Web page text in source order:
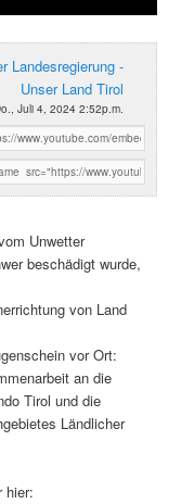
Landesregierung -
Unser Land Tirol
Juli 4, 2024 2:52p.m.
Unwetter
beschädigt wurde,
von Land
vor Ort:
an die
Tirol und die
Ländlicher
hier: